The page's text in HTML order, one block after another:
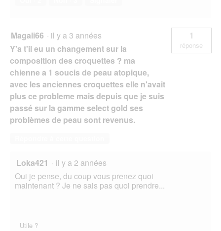
Magali66 · il y a 3 années
Y'a t'il eu un changement sur la
composition des croquettes ? ma
chienne a 1 soucis de peau atopique,
avec les anciennes croquettes elle n'avait
plus ce probleme mais depuis que je suis
passé sur la gamme select gold ses
problèmes de peau sont revenus.
1
réponse
Loka421 · il y a 2 années
Oui je pense, du coup vous prenez quoi
maintenant ? Je ne sais pas quoi prendre...
Utile ?